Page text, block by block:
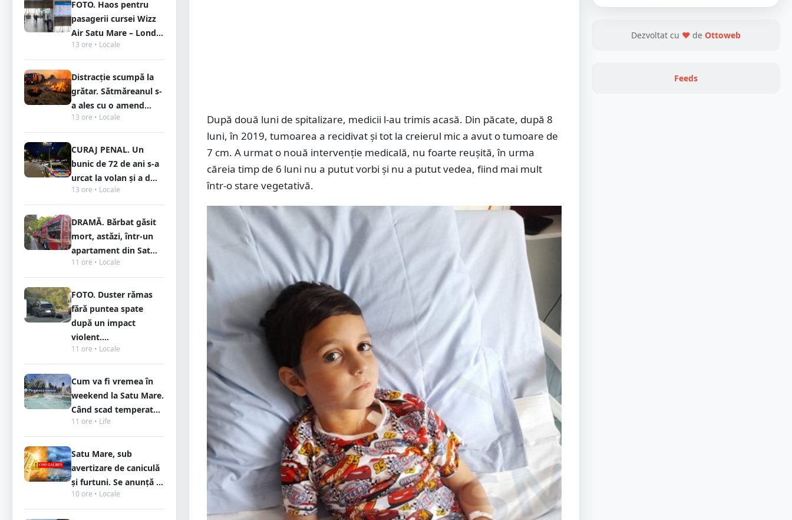
FOTO. Haos pentru
pasagerii cursei Wizz
Air Satu Mare – Lond...
13 ore • Locale
Distracție scumpă la
grătar. Sătmăreanul s-
a ales cu o amend...
13 ore • Locale
CURAJ PENAL. Un
bunic de 72 de ani s-a
urcat la volan și a d...
13 ore • Locale
DRAMĂ. Bărbat găsit
mort, astăzi, într-un
apartament din Sat...
11 ore • Locale
FOTO. Duster rămas
fără puntea spate
după un impact
violent....
11 ore • Locale
Cum va fi vremea în
weekend la Satu Mare.
Când scad temperat...
11 ore • Life
Satu Mare, sub
avertizare de caniculă
și furtuni. Se anunță ...
10 ore • Locale
După două luni de spitalizare, medicii l-au trimis acasă. Din păcate, după 8
luni, în 2019, tumoarea a recidivat și tot la creierul mic a avut o tumoare de
7 cm. A urmat o nouă intervenție medicală, nu foarte reușită, în urma
căreia timp de 6 luni nu a putut vorbi și nu a putut vedea, fiind mai mult
într-o stare vegetativă.
Dezvoltat cu ❤ de Ottoweb
Feeds